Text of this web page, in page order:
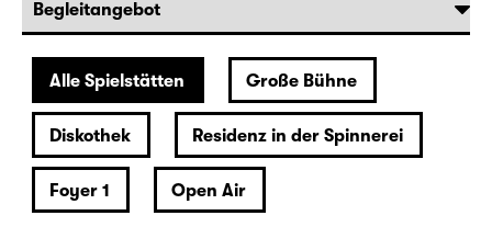
Alle Spielstätten Große Bühne
Diskothek Residenz in der Spinnerei
Foyer 1 Open Air